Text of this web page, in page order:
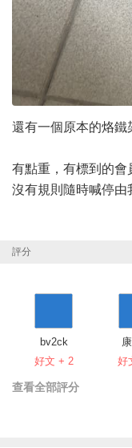
還有一個原本的烙鐵
有點重，有標到的會
沒有規則隨時喊停由
評分
bv2ck
好文 + 2
好
查看全部評分